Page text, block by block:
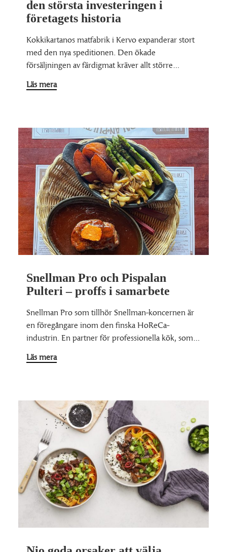
den största investeringen i
företagets historia
Kokkikartanos matfabrik i Kervo expanderar stort
med den nya speditionen. Den ökade
försäljningen av färdigmat kräver allt större…
Läs mera
Snellman Pro och Pispalan
Pulteri – proffs i samarbete
Snellman Pro som tillhör Snellman-koncernen är
en föregångare inom den finska HoReCa-
industrin. En partner för professionella kök, som…
Läs mera